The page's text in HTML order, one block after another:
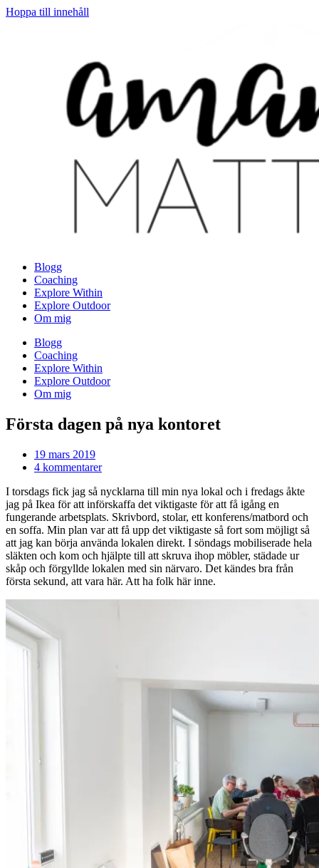
Hoppa till innehåll
Blogg
Coaching
Explore Within
Explore Outdoor
Om mig
Blogg
Coaching
Explore Within
Explore Outdoor
Om mig
Första dagen på nya kontoret
19 mars 2019
4 kommentarer
I torsdags fick jag så nycklarna till min nya lokal och i fredags åkte
jag på Ikea för att införskaffa det viktigaste för att få igång en
fungerande arbetsplats. Skrivbord, stolar, ett konferens/matbord och
en soffa. Min plan var att få upp det viktigaste så fort som möjligt så
att jag kan börja använda lokalen direkt. I söndags mobiliserade hela
släkten och kom och hjälpte till att skruva ihop möbler, städade ur
skåp och förgyllde lokalen med sin närvaro. Det kändes bra från
första sekund, att vara här. Att ha folk här inne.